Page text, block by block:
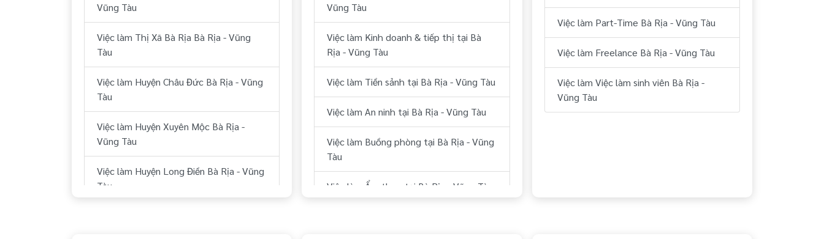
Vũng Tàu
Việc làm Thị Xã Bà Rịa Bà Rịa - Vũng
Tàu
Việc làm Huyện Châu Đức Bà Rịa - Vũng
Tàu
Việc làm Huyện Xuyên Mộc Bà Rịa -
Vũng Tàu
Việc làm Huyện Long Điền Bà Rịa - Vũng
Tàu
Vũng Tàu
Việc làm Kinh doanh & tiếp thị tại Bà
Rịa - Vũng Tàu
Việc làm Tiền sảnh tại Bà Rịa - Vũng Tàu
Việc làm An ninh tại Bà Rịa - Vũng Tàu
Việc làm Buồng phòng tại Bà Rịa - Vũng
Tàu
Việc làm Ẩm thực tại Bà Rịa - Vũng Tàu
Việc làm Part-Time Bà Rịa - Vũng Tàu
Việc làm Freelance Bà Rịa - Vũng Tàu
Việc làm Việc làm sinh viên Bà Rịa -
Vũng Tàu